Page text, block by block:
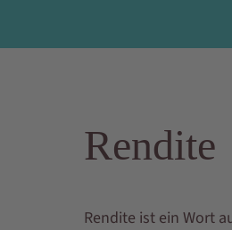
Rendite
Rendite ist ein Wort